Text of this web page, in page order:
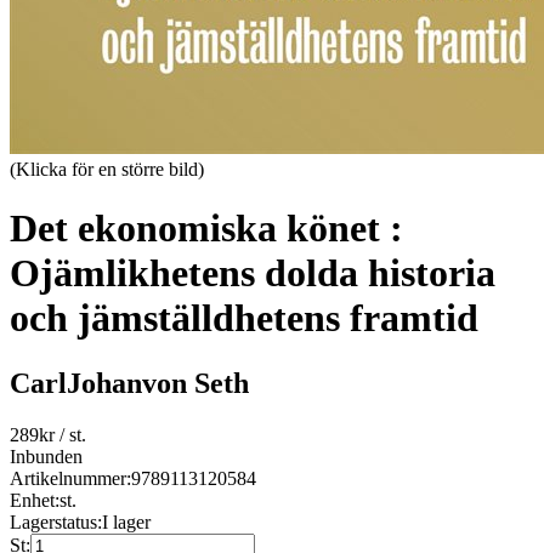
(Klicka för en större bild)
Det ekonomiska könet :
Ojämlikhetens dolda historia
och jämställdhetens framtid
CarlJohanvon Seth
289kr/ st.
Inbunden
Artikelnummer:9789113120584
Enhet:st.
Lagerstatus:I lager
St: